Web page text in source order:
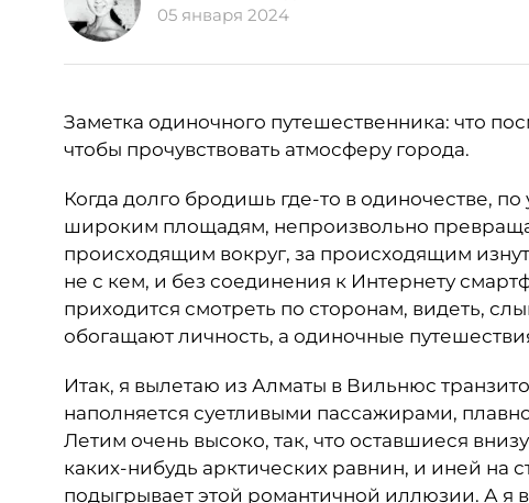
05 января 2024
Заметка одиночного путешественника: что
чтобы прочувствовать атмосферу города.
Когда долго бродишь где-то в одиночестве,
широким площадям, непроизвольно
происходящим вокруг, за происходящим
не с кем, и без соединения к Интернету
приходится смотреть по сторонам, видеть,
обогащают личность, а одиночные
Итак, я вылетаю из Алматы в Вильнюс
наполняется суетливыми пассажирами,
Летим очень высоко, так, что оставшиеся
каких-нибудь арктических равнин, и иней на
подыгрывает этой романтичной иллюзии. А я